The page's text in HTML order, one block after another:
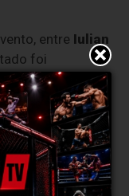
entre Iulian
foi
arbitragem.
reconhecido
dos juízes e
profissional.